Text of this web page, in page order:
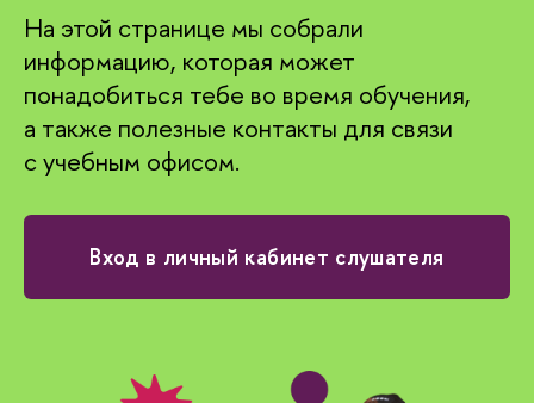
На этой странице мы собрали
информацию, которая может
понадобиться тебе во время обучения,
а также полезные контакты для связи
с учебным офисом.
ход в личный кабинет слушателя